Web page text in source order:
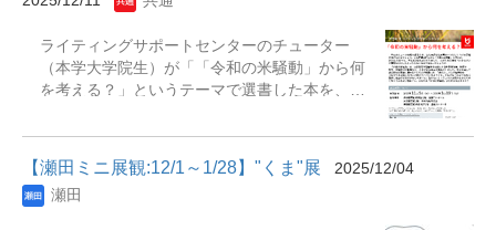
ん。さらに、研究発表や社会に出てからも役立
せて紹介しています。この機会にぜひ、手に取
ってみてください。 展示期間：2025年11月1日
(土)～2025年12月28日(日) 場 所：深草図書
のための論文・レポート作成法 : アカデミック
ライティングの基本を学ぶ』 井上貴翔 [ほか]
共著. -- 改訂版. -- 学術図書出版社, 2024『失敗
から学ぶ大学生のレポート作成法』 近藤裕子,
ライティングサポートセンターのチューター
（本学大学院生）が「「令和の米騒動」から何
を考える？」というテーマで選書した本を、図
に取ってご覧ください。▼図書館✕ライティン
グサポートセンター連携展示「令和の米騒動」
から何を考える？ 【展観目的】 今年のニュー
スを振り返るとき、最も身近な出来事の一つと
【瀬田ミニ展観:12/1～1/28】"くま"展
2025/12/04
瀬田